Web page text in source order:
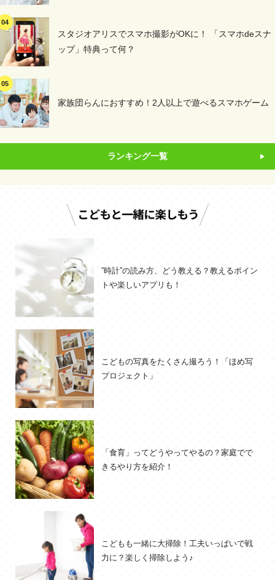
スタジオアリスでスマホ撮影がOKに！ 「スマホdeスナ
ップ」特典って何？
家族団らんにおすすめ！2人以上で遊べるスマホゲーム
ランキング一覧
”時計”の読み方、どう教える？教えるポイン
トや楽しいアプリも！
こどもの写真をたくさん撮ろう！「ほめ写
プロジェクト」
「食育」ってどうやってやるの？家庭でで
きるやり方を紹介！
こどもも一緒に大掃除！工夫いっぱいで戦
力に？楽しく掃除しよう♪